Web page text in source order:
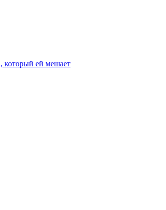
который ей мешает